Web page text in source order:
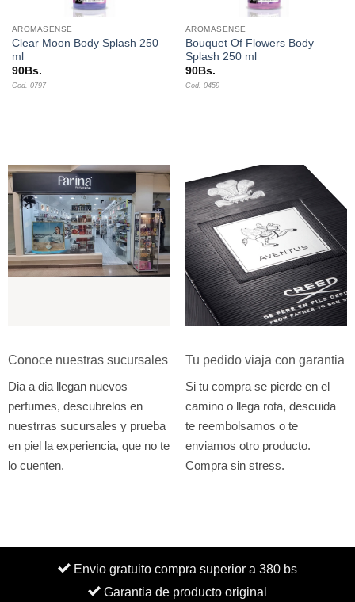
AROMASENSE
Clear Moon Body Splash 250
ml
90Bs.
Cod. 0797
AROMASENSE
Bouquet Of Flowers Body
Splash 250 ml
90Bs.
Cod. 0459
Conoce nuestras sucursales
Dia a dia llegan nuevos
perfumes, descubrelos en
nuestrras sucursales y prueba
en piel la experiencia, que no te
lo cuenten.
Tu pedido viaja con garantia
Si tu compra se pierde en el
camino o llega rota, descuida
te reembolsamos o te
enviamos otro producto.
Compra sin stress.
Envio gratuito compra superior a 380 bs
Garantia de producto original